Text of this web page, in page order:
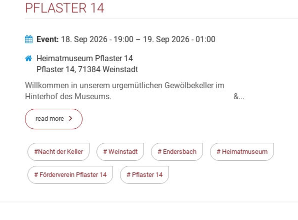
PFLASTER 14
Event: 18. Sep 2026 - 19:00 – 19. Sep 2026 - 01:00
Heimatmuseum Pflaster 14
Pflaster 14, 71384 Weinstadt
Willkommen in unserem urgemütlichen Gewölbekeller im
Hinterhof des Museums. &...
read more
Nacht der Keller Weinstadt Endersbach Heimatmuseum
Förderverein Pflaster 14 Pflaster 14